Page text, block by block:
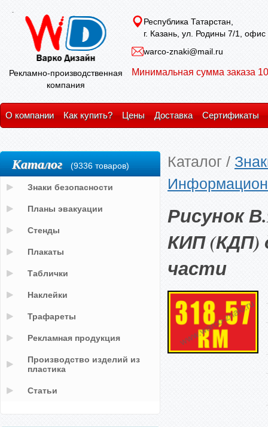
Рекламно-производственная
компания
Республика Татарстан,
г. Казань, ул. Родины 7/1, офис
warco-znaki@mail.ru
Минимальная сумма заказа
О компании Как купить? Цены Доставка Сертификаты
Каталог /
Рисунок
КИП (КДП)
части
Каталог (9336 товаров)
Знаки безопасности
Планы эвакуации
Стенды
Плакаты
Таблички
Наклейки
Трафареты
Рекламная продукция
Производство изделий из
пластика
Статьи